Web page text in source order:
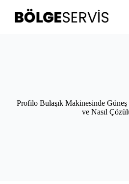
Profilo Bulaşık Makinesinde
ve Nasıl